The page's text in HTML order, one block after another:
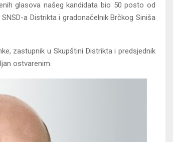
glasova našeg kandidata bio 50 posto od
a Distrikta i gradonačelnik Brčkog Siniša
zastupnik u Skupštini Distrikta i predsjednik
ostvarenim.